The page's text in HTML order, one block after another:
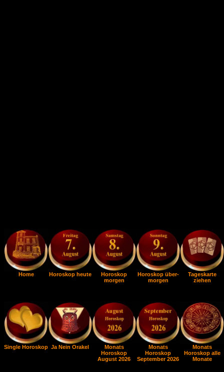
Home Horoskop heute
Horoskop
morgen
Horoskop über-
morgen
Tageskarte
ziehen
Single Horoskop Ja Nein Orakel
Monats
Horoskop
August 2026
Monats
Horoskop
September 2026
Monats
Horoskop alle
Monate